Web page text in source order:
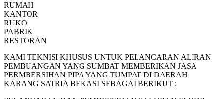
RUMAH
KANTOR
RUKO
PABRIK
RESTORAN
KAMI TEKNISI KHUSUS UNTUK PELANCARAN ALIRAN
PEMBUANGAN YANG SUMBAT MEMBERIKAN JASA
PERMBERSIHAN PIPA YANG TUMPAT DI DAERAH
KARANG SATRIA BEKASI SEBAGAI BERIKUT :